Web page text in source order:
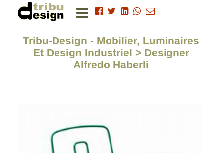
Tribu-Design - Mobilier, Luminaires
Et Design Industriel > Designer
Alfredo Haberli